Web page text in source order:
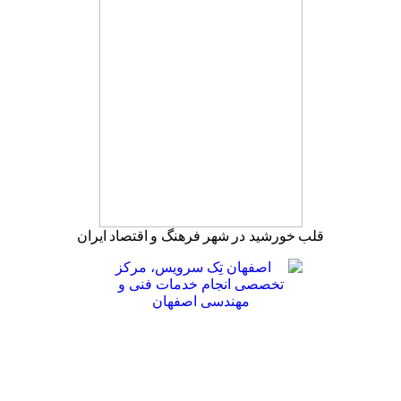
قلب خورشید در شهر فرهنگ و اقتصاد ایران